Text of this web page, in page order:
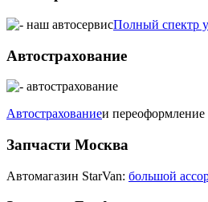
Полный спектр
Автострахование
Автострахованиеи переоформление
Запчасти Москва
Автомагазин StarVan: большой